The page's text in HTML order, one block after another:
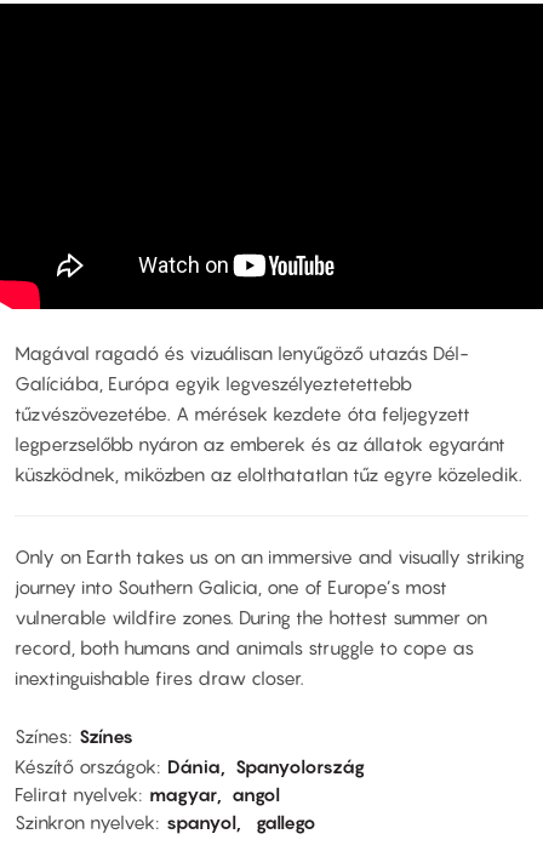
Magával ragadó és vizuálisan lenyűgöző utazás Dél-
Galíciába, Európa egyik legveszélyeztetettebb
tűzvészövezetébe. A mérések kezdete óta feljegyzett
legperzselőbb nyáron az emberek és az állatok egyaránt
küszködnek, miközben az elolthatatlan tűz egyre közeledik.
Only on Earth takes us on an immersive and visually striking
journey into Southern Galicia, one of Europe’s most
vulnerable wildfire zones. During the hottest summer on
record, both humans and animals struggle to cope as
inextinguishable fires draw closer.
Színes Színes
Készítő országok
Dánia
Spanyolország
Felirat nyelvek
magyar
angol
Szinkron nyelvek
spanyol gallego